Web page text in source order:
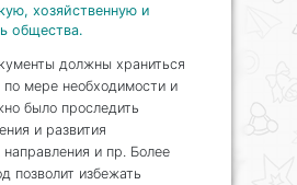
хозяйственную и
общества.
должны храниться
по мере необходимости и
было проследить
и развития
направления и пр. Более
позволит избежать